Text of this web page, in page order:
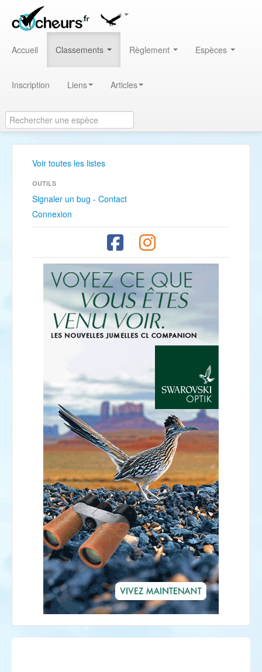
Accueil Classements Règlement Espèces
Inscription Liens Articles
Voir toutes les listes
OUTILS
Signaler un bug - Contact
Connexion